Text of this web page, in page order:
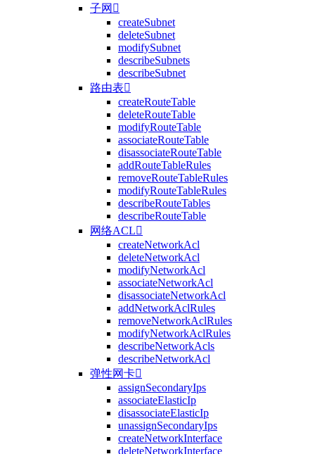
子网 
createSubnet
deleteSubnet
modifySubnet
describeSubnets
describeSubnet
路由表
createRouteTable
deleteRouteTable
modifyRouteTable
associateRouteTable
disassociateRouteTable
addRouteTableRules
removeRouteTableRules
modifyRouteTableRules
describeRouteTables
describeRouteTable
网络ACL
createNetworkAcl
deleteNetworkAcl
modifyNetworkAcl
associateNetworkAcl
disassociateNetworkAcl
addNetworkAclRules
removeNetworkAclRules
modifyNetworkAclRules
describeNetworkAcls
describeNetworkAcl
弹性网卡
assignSecondaryIps
associateElasticIp
disassociateElasticIp
unassignSecondaryIps
createNetworkInterface
deleteNetworkInterface